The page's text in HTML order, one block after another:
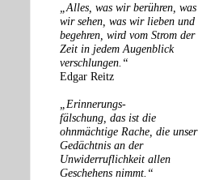
„Alles, was wir berühren, was
wir sehen, was wir lieben und
begehren, wird vom Strom der
Zeit in jedem Augenblick
verschlungen.“
Edgar Reitz
„Erinnerungs-
fälschung, das ist die
ohnmächtige Rache, die unser
Gedächtnis an der
Unwiderruflichkeit allen
Geschehens nimmt.“